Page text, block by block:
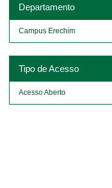
Departamento
Campus Erechim
Tipo de Acesso
Acesso Aberto